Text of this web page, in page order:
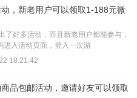
，新老用户可以领取1-188元微
了好多活动，而且新老用户都能参与，
进入活动页面，登入一次游
18:21:42
品包邮活动，邀请好友可以领取